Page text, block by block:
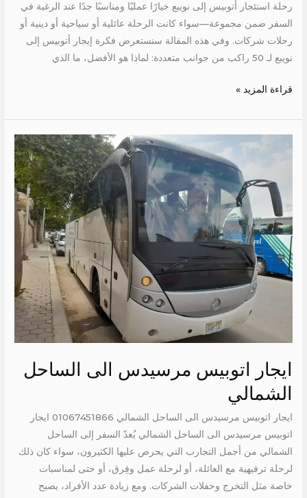
رحلة استئجار أتوبيس إلى نويبع خيارًا عمليًا ومناسبًا جدًا عند الرغبة في
السفر ضمن مجموعة—سواء كانت الرحلة عائلية أو سياحية أو دينية أو
رحلات شركات. وفي هذه المقالة سنستعرض فكرة إيجار أتوبيس إلى
نويبع لـ 50 راكب من جوانب متعددة: لماذا هو الأفضل، ما الذي
قراءة المزيد »
ايجار اتوبيس مرسيدس الى الساحل
الشمالي
ايجار اتوبيس مرسيدس الى الساحل الشمالي 01067451866 ايجار
اتوبيس مرسيدس الى الساحل الشمالي يُعدّ السفر إلى الساحل
الشمالي من أجمل التجارب التي يحرص عليها الكثيرون، سواء كان ذلك
لرحلة ترفيهية مع العائلة، أو لرحلة عمل وفِرق، أو حتى لمناسبات
خاصة مثل التخرج وحفلات الشركات. ومع زيادة عدد الأفراد، يصبح
الى
الساحل
الشمالي